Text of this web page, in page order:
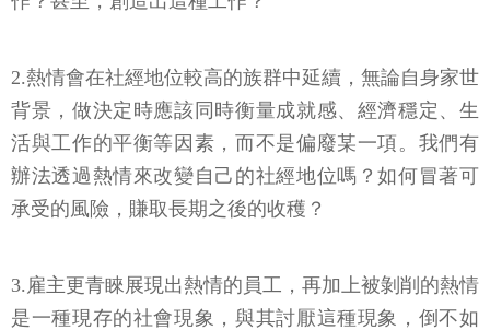
2.熱情會在社經地位較高的族群中延續，無論自身家世
背景，做決定時應該同時衡量成就感、經濟穩定、生
活與工作的平衡等因素，而不是偏廢某一項。我們有
辦法透過熱情來改變自己的社經地位嗎？如何冒著可
承受的風險，賺取長期之後的收穫？
3.雇主更青睞展現出熱情的員工，再加上被剝削的熱情
是一種現存的社會現象，與其討厭這種現象，倒不如